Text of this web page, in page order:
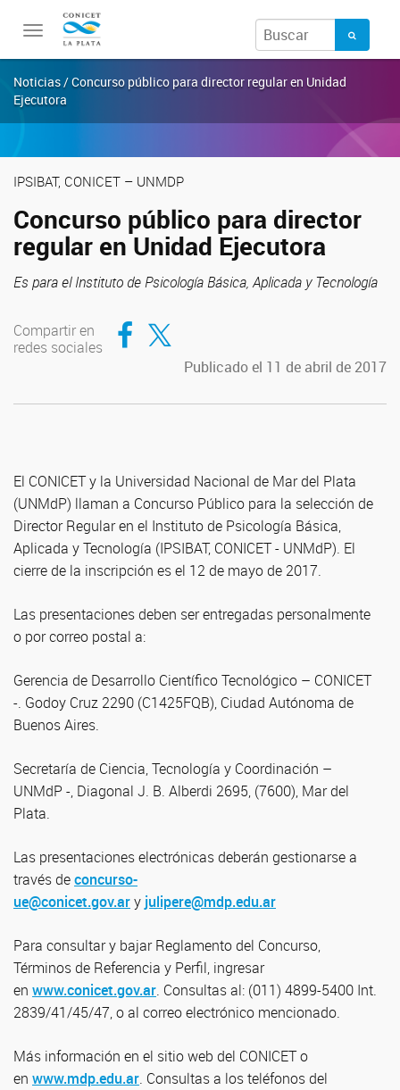
Toggle
navigation
Noticias / Concurso público para director regular en Unidad
Ejecutora
IPSIBAT, CONICET – UNMDP
Concurso público para director
regular en Unidad Ejecutora
Es para el Instituto de Psicología Básica, Aplicada y Tecnología
Compartir en
redes sociales
Compartir en Facebook
Compartir en Twitter
Publicado el 11 de abril de 2017
El CONICET y la Universidad Nacional de Mar del Plata
(UNMdP) llaman a Concurso Público para la selección de
Director Regular en el Instituto de Psicología Básica,
Aplicada y Tecnología (IPSIBAT, CONICET - UNMdP). El
cierre de la inscripción es el 12 de mayo de 2017.
Las presentaciones deben ser entregadas personalmente
o por correo postal a:
Gerencia de Desarrollo Científico Tecnológico – CONICET
-. Godoy Cruz 2290 (C1425FQB), Ciudad Autónoma de
Buenos Aires.
Secretaría de Ciencia, Tecnología y Coordinación –
UNMdP -, Diagonal J. B. Alberdi 2695, (7600), Mar del
Plata.
Las presentaciones electrónicas deberán gestionarse a
través deconcurso-
ue@conicet.gov.ary julipere@mdp.edu.ar
Para consultar y bajar Reglamento del Concurso,
Términos de Referencia y Perfil, ingresar
en www.conicet.gov.ar. Consultas al: (011) 4899-5400 Int.
2839/41/45/47, o al correo electrónico mencionado.
Más información en el sitio web del CONICET o
en www.mdp.edu.ar. Consultas a los teléfonos del